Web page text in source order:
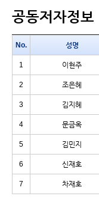
공동저자정보
No. 성명
1 이현주
2 조은혜
3 김지혜
4 문금옥
5 김민지
6 신재호
7 차재호